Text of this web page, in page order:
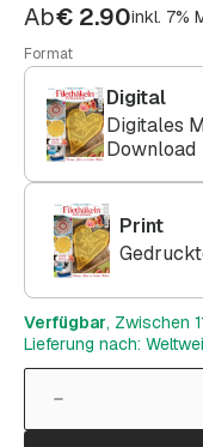
Ab€ 2.90inkl. 7%
Format
Digital
Digitales
Download
Print
Verfügbar, Zwischen
Lieferung nach: